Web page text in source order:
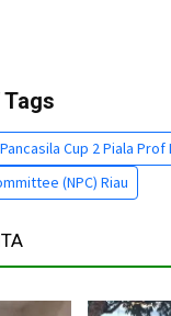
Tags
Cup 2 Piala Prof
(NPC) Riau